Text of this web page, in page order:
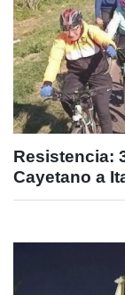
Resistencia:
Cayetano a